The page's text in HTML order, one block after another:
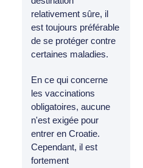
relativement sûre, il
est toujours préférable
de se protéger contre
certaines maladies.
En ce qui concerne
les vaccinations
obligatoires, aucune
n'est exigée pour
entrer en Croatie.
Cependant, il est
fortement